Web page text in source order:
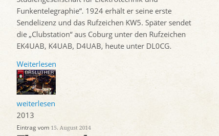
Funkentelegraphie“. 1924 erhält er seine erste
Sendelizenz und das Rufzeichen KW5. Später sendet
die „Clubstation“ aus Coburg unter den Rufzeichen
EK4UAB, K4UAB, D4UAB, heute unter DL0CG.
Weiterlesen
weiterlesen
2013
Eintrag vom 15. August 2014